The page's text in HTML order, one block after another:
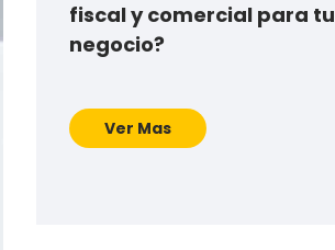
fiscal y comercial para tu
negocio?
Ver Mas